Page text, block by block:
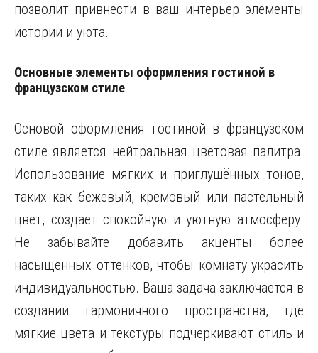
позволит привнести в ваш интерьер элементы
истории и уюта.
Основные элементы оформления гостиной в
французском стиле
Основой оформления гостиной в французском
стиле является нейтральная цветовая палитра.
Использование мягких и приглушённых тонов,
таких как бежевый, кремовый или пастельный
цвет, создает спокойную и уютную атмосферу.
Не забывайте добавить акценты более
насыщенных оттенков, чтобы комнату украсить
индивидуальностью. Ваша задача заключается в
создании гармоничного пространства, где
мягкие цвета и текстуры подчеркивают стиль и